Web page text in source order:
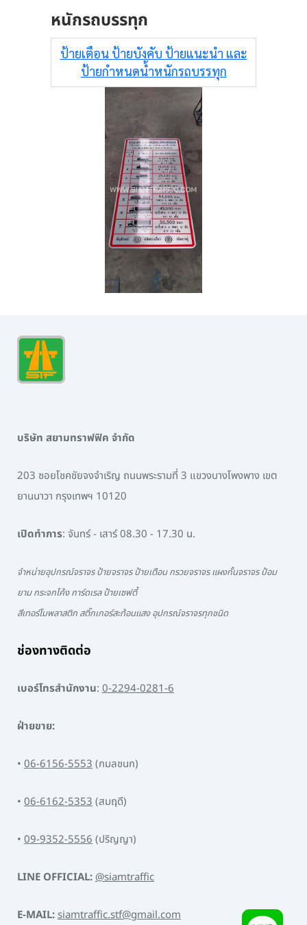
หนักรถบรรทุก
ป้ายเตือน ป้ายบังคับ ป้ายแนะนำ และ
ป้ายกำหนดน้ำหนักรถบรรทุก
บริษัท สยามทราฟฟิค จำกัด
203 ซอยโชคชัยจงจำเริญ ถนนพระรามที่ 3 แขวงบางโพงพาง เขต
ยานนาวา กรุงเทพฯ 10120
เปิดทำการ: จันทร์ - เสาร์ 08.30 - 17.30 น.
จำหน่ายอุปกรณ์จราจร ป้ายจราจร ป้ายเตือน กรวยจราจร แผงกั้นจราจร ป้อม
ยาม กระจกโค้ง การ์ดเรล ป้ายเซฟตี้
สีเทอร์โมพลาสติก สติ๊กเกอร์สะท้อนแสง อุปกรณ์จราจรทุกชนิด
ช่องทางติดต่อ
เบอร์โทรสำนักงาน: 0-2294-0281-6
ฝ่ายขาย:
• 06-6156-5553(กมลชนก)
• 06-6162-5353(สมฤดี)
• 09-9352-5556(ปริญญา)
LINE OFFICIAL:@siamtraffic
E-MAIL:siamtraffic.stf@gmail.com